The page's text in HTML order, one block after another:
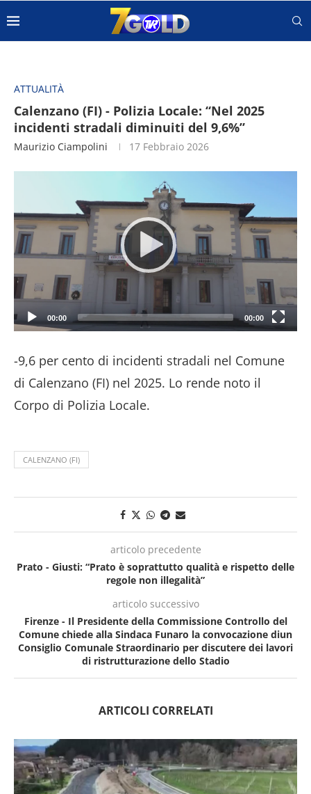
ATTUALITÀ
Calenzano (FI) - Polizia Locale: “Nel 2025
incidenti stradali diminuiti del 9,6%”
Maurizio Ciampolini 17 Febbraio 2026
00:00 00:00
-9,6 per cento di incidenti stradali nel Comune
di Calenzano (FI) nel 2025. Lo rende noto il
Corpo di Polizia Locale.
CALENZANO (FI)
articolo precedente
Prato - Giusti: “Prato è soprattutto qualità e rispetto delle
regole non illegalità”
articolo successivo
Firenze - Il Presidente della Commissione Controllo del
Comune chiede alla Sindaca Funaro la convocazione diun
Consiglio Comunale Straordinario per discutere dei lavori
di ristrutturazione dello Stadio
ARTICOLI CORRELATI